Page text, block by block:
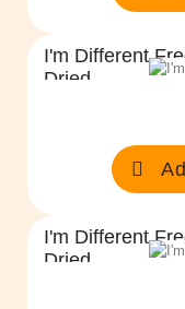
I'm Different
Dried...
I'm Different
Dried...